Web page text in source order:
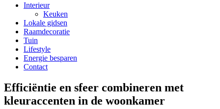
Interieur
Keuken
Lokale gidsen
Raamdecoratie
Tuin
Lifestyle
Energie besparen
Contact
Efficiëntie en sfeer combineren met
kleuraccenten in de woonkamer